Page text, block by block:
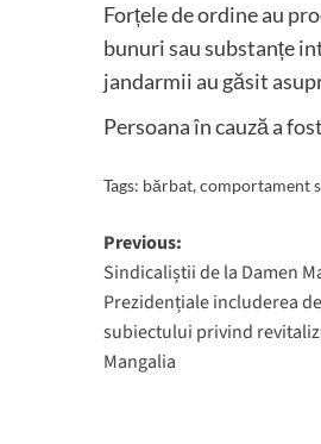
Forțele de ordine au
bunuri sau substanțe
jandarmii au găsit
Persoana în cauză a
Tags: bărbat,comportament
Post
navigation
Previous:
Sindicaliștii de la Damen
Prezidențiale includerea de
subiectului privind
Mangalia